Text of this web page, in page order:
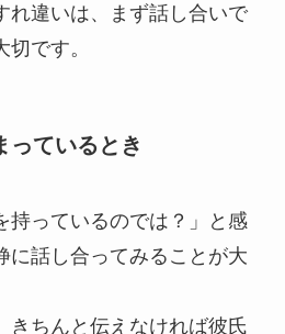
れ違いは、まず話し合いで
です。
っているとき
持っているのでは？」と感
に話し合ってみることが大
きちんと伝えなければ彼氏